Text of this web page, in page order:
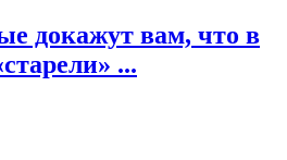
докажут вам, что в
...